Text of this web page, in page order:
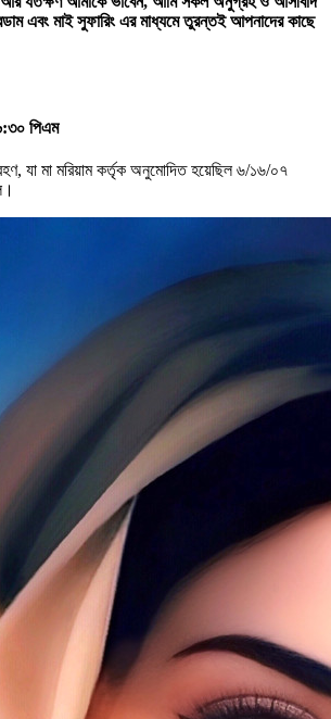
এবং মাই সুফারিং এর মাধ্যমে তুরন্তই আপনাদের কাছে
পিএম
যা মা মরিয়াম কর্তৃক অনুমোদিত হয়েছিল ৬/১৬/০৭